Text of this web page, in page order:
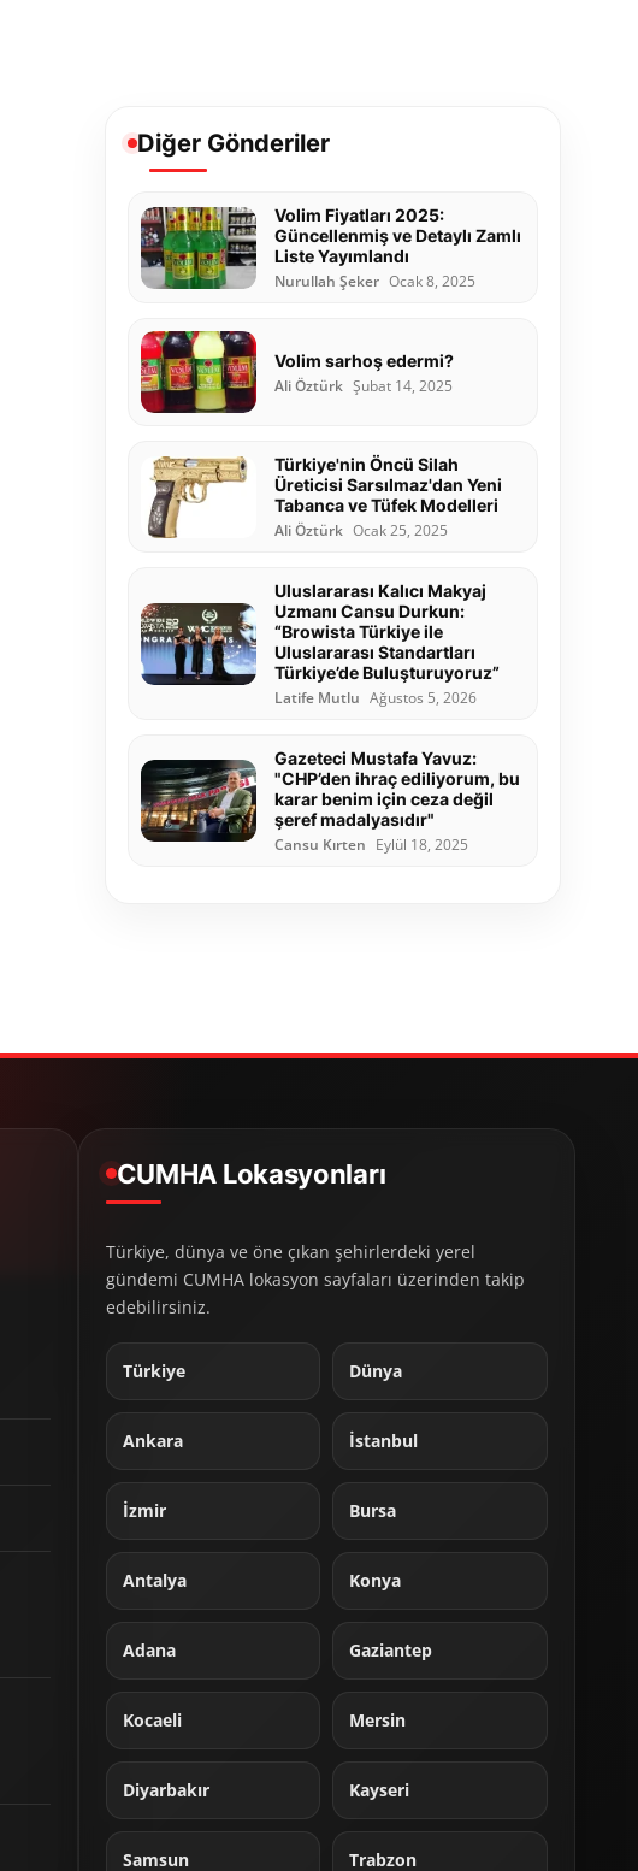
Diğer Gönderiler
Volim Fiyatları 2025:
Güncellenmiş ve Detaylı Zamlı
Liste Yayımlandı
Nurullah Şeker Ocak 8, 2025
Volim sarhoş edermi?
Ali Öztürk Şubat 14, 2025
Türkiye'nin Öncü Silah
Üreticisi Sarsılmaz'dan Yeni
Tabanca ve Tüfek Modelleri
Ali Öztürk Ocak 25, 2025
Uluslararası Kalıcı Makyaj
Uzmanı Cansu Durkun:
“Browista Türkiye ile
Uluslararası Standartları
Türkiye’de Buluşturuyoruz”
Latife Mutlu Ağustos 5, 2026
Gazeteci Mustafa Yavuz:
"CHP’den ihraç ediliyorum, bu
karar benim için ceza değil
şeref madalyasıdır"
Cansu Kırten Eylül 18, 2025
CUMHA Lokasyonları
Türkiye, dünya ve öne çıkan şehirlerdeki yerel
gündemi CUMHA lokasyon sayfaları üzerinden takip
edebilirsiniz.
Türkiye Dünya
Ankara İstanbul
İzmir Bursa
Antalya Konya
Adana Gaziantep
Kocaeli Mersin
Diyarbakır Kayseri
Samsun Trabzon